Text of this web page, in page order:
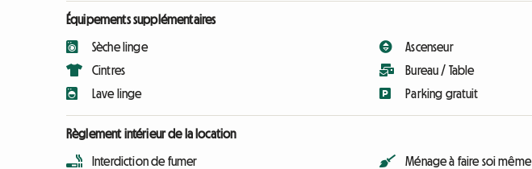
Équipements supplémentaires
Sèche linge
Cintres
Lave linge
Ascenseur
Bureau / Table
Parking gratuit
Règlement intérieur de la location
Interdiction de fumer
Ménage à faire soi même